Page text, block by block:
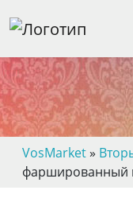
VosMarket»
фаршированный